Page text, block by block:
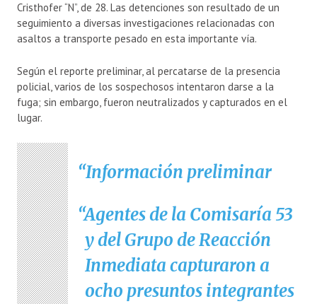
Cristhofer “N”, de 28. Las detenciones son resultado de un
seguimiento a diversas investigaciones relacionadas con
asaltos a transporte pesado en esta importante vía.
Según el reporte preliminar, al percatarse de la presencia
policial, varios de los sospechosos intentaron darse a la
fuga; sin embargo, fueron neutralizados y capturados en el
lugar.
Información preliminar
Agentes de la Comisaría 53
y del Grupo de Reacción
Inmediata capturaron a
ocho presuntos integrantes